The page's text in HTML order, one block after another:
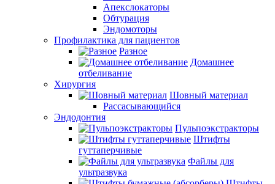
Апекслокаторы
Обтурация
Эндомоторы
Профилактика для пациентов
Разное
Домашнее
отбеливание
Хирургия
Шовный материал
Рассасывающийся
Эндодонтия
Пульпоэкстракторы
Штифты
гуттаперчивые
Файлы для
ультразвука